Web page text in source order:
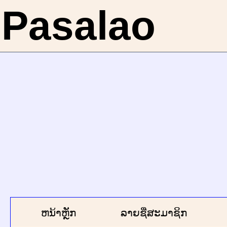
Pasalao
ຫນ້າຫຼັກ ລາຍຊື່ສະມາຊິກ